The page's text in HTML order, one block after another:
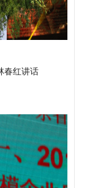
春红讲话